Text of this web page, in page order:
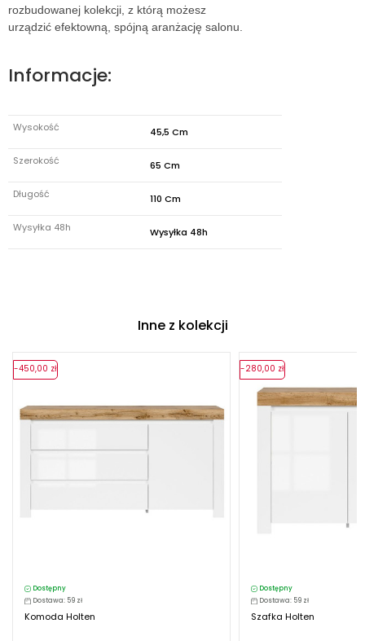
rozbudowanej kolekcji, z którą możesz
urządzić efektowną, spójną aranżację salonu.
Informacje:
Wysokość 45,5 Cm
Szerokość 65 Cm
Długość 110 Cm
Wysyłka 48h Wysyłka 48h
Inne z kolekcji
Dostępny
Dostawa: 59 zł
Komoda Holten
-450,00 zł
Dostępny
Dostawa: 59 zł
Szafka Holten
-280,00 zł